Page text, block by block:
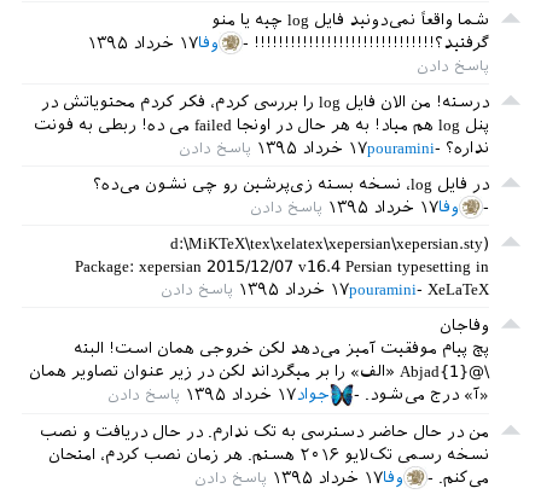
شما واقعاً نمی‌دونید فایل log چیه یا منو
گرفتید؟!!!!!!!!!!!!!!!!!!!!!!!!!!!!!!
۱۷ خرداد ۱۳۹۵وفا
درسته! من الان فایل log را بررسی کردم، فکر کردم محتویاتش در
پنل log هم میاد! به هر حال در اونجا failed می ده! ربطی به فونت
نداره؟
۱۷ خرداد ۱۳۹۵pouramini
در فایل log، نسخه بسته زی‌پرشین رو چی نشون می‌ده؟
۱۷ خرداد ۱۳۹۵وفا
(d:\MiKTeX\tex\xelatex\xepersian\xepersian.sty
Package: xepersian 2015/12/07 v16.4 Persian typesetting in
XeLaTeX
۱۷ خرداد ۱۳۹۵pouramini
وفاجان
پچ پیام موفقیت آمیز می‌دهد لکن خروجی همان است! البته
\@Abjad{1} «الف» را بر ‌میگرداند لکن در زیر عنوان تصاویر همان
«آ» درج می‌شود.
۱۷ خرداد ۱۳۹۵جواد
من در حال حاضر دسترسی به تک ندارم. در حال دریافت و نصب
نسخه رسمی تک‌لایو ۲۰۱۶ هستم. هر زمان نصب کردم، امتحان
می‌کنم.
۱۷ خرداد ۱۳۹۵وفا